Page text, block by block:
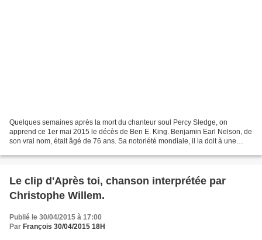
Quelques semaines après la mort du chanteur soul Percy Sledge, on
apprend ce 1er mai 2015 le décès de Ben E. King. Benjamin Earl Nelson, de
son vrai nom, était âgé de 76 ans. Sa notoriété mondiale, il la doit à une
Le clip d'Après toi, chanson interprétée par
Christophe Willem.
Publié le 30/04/2015 à 17:00
Par François 30/04/2015 18H